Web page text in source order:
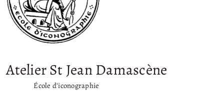
Atelier St Jean Damascène
École d’iconographie